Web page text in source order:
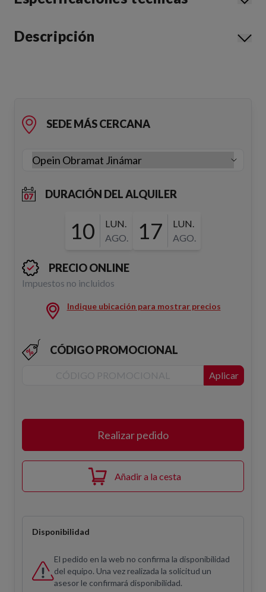
Descripción
SEDE MÁS CERCANA
DURACIÓN DEL ALQUILER
10
LUN.
AGO.
17
LUN.
AGO.
PRECIO ONLINE
Impuestos no incluidos
Indique ubicación para mostrar precios
CÓDIGO PROMOCIONAL
Aplicar
Realizar pedido
Añadir a la cesta
Disponibilidad
El pedido en la web no confirma la disponibilidad
del equipo. Una vez realizada la solicitud un
asesor le confirmará disponibilidad.